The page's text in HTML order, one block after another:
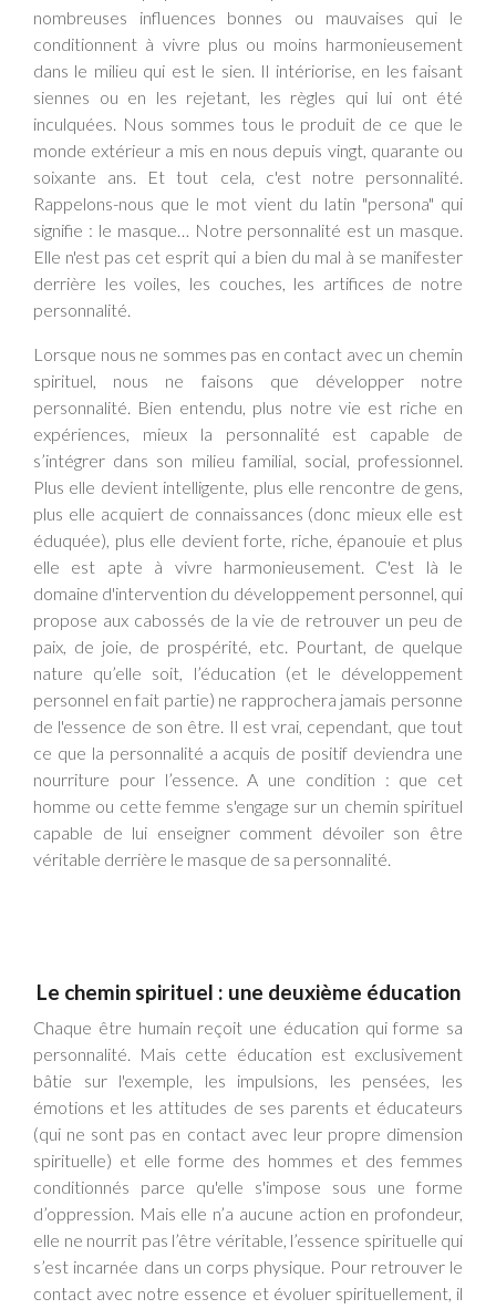
nombreuses influences bonnes ou mauvaises qui le
conditionnent à vivre plus ou moins harmonieusement
dans le milieu qui est le sien. Il intériorise, en les faisant
siennes ou en les rejetant, les règles qui lui ont été
inculquées. Nous sommes tous le produit de ce que le
monde extérieur a mis en nous depuis vingt, quarante ou
soixante ans. Et tout cela, c'est notre personnalité.
Rappelons-nous que le mot vient du latin "persona" qui
signifie : le masque… Notre personnalité est un masque.
Elle n'est pas cet esprit qui a bien du mal à se manifester
derrière les voiles, les couches, les artifices de notre
personnalité.
Lorsque nous ne sommes pas en contact avec un chemin
spirituel, nous ne faisons que développer notre
personnalité. Bien entendu, plus notre vie est riche en
expériences, mieux la personnalité est capable de
s’intégrer dans son milieu familial, social, professionnel.
Plus elle devient intelligente, plus elle rencontre de gens,
plus elle acquiert de connaissances (donc mieux elle est
éduquée), plus elle devient forte, riche, épanouie et plus
elle est apte à vivre harmonieusement. C'est là le
domaine d'intervention du développement personnel, qui
propose aux cabossés de la vie de retrouver un peu de
paix, de joie, de prospérité, etc. Pourtant, de quelque
nature qu’elle soit, l’éducation (et le développement
personnel en fait partie) ne rapprochera jamais personne
de l'essence de son être. Il est vrai, cependant, que tout
ce que la personnalité a acquis de positif deviendra une
nourriture pour l’essence. A une condition : que cet
homme ou cette femme s'engage sur un chemin spirituel
capable de lui enseigner comment dévoiler son être
véritable derrière le masque de sa personnalité.
Le chemin spirituel : une deuxième éducation
Chaque être humain reçoit une éducation qui forme sa
personnalité. Mais cette éducation est exclusivement
bâtie sur l'exemple, les impulsions, les pensées, les
émotions et les attitudes de ses parents et éducateurs
(qui ne sont pas en contact avec leur propre dimension
spirituelle) et elle forme des hommes et des femmes
conditionnés parce qu'elle s'impose sous une forme
d’oppression. Mais elle n’a aucune action en profondeur,
elle ne nourrit pas l’être véritable, l’essence spirituelle qui
s’est incarnée dans un corps physique. Pour retrouver le
contact avec notre essence et évoluer spirituellement, il